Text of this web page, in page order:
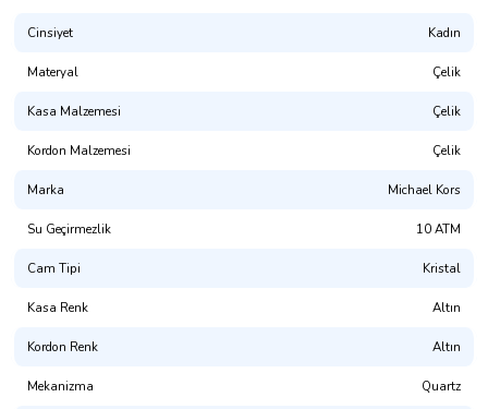
Kasa Renk: Altın Rengi
Tarz: Klasik Saatler
Kadran Taşı: Yok
Kadran Tipi: Analog
Kordon Özellik: Çelik
Kordon Rengi: Altın Rengi
Özellikler
Alarm: Yok
Su Geçirmezlik: 10 ATM
Ürün Kodu:
Cinsiyet Kadın
Materyal Çelik
Kasa Malzemesi Çelik
Kordon Malzemesi Çelik
Marka Michael Kors
Su Geçirmezlik 10 ATM
Cam Tipi Kristal
Kasa Renk Altın
Kordon Renk Altın
Mekanizma Quartz